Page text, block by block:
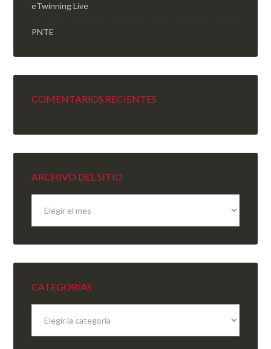
eTwinning Live
PNTE
COMENTARIOS RECIENTES
ARCHIVO DEL SITIO
sitio
CATEGORÍAS